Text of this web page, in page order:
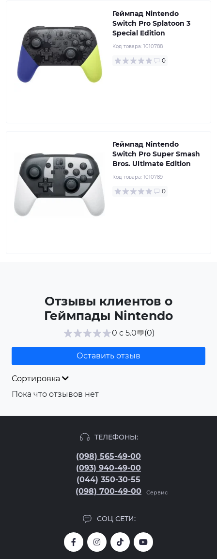
Геймпад Nintendo
Switch Pro Splatoon 3
Special Edition
Код товара: 1010788
0
Геймпад Nintendo
Switch Pro Super Smash
Bros. Ultimate Edition
Код товара: 1010789
0
Отзывы клиентов о
Геймпады Nintendo
0 с 5.0 (0)
Оставить отзыв
Сортировка
Пока что отзывов нет
ТЕЛЕФОНЫ:
(098) 565-49-00
(093) 940-49-00
(044) 350-30-55
(098) 700-49-00
Сервис
СОЦ СЕТИ: